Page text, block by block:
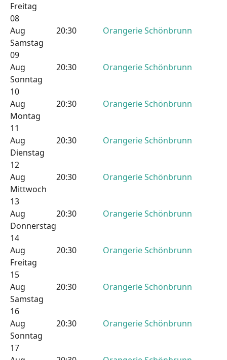
Freitag
08
Aug
Samstag
20:30 Orangerie Schönbrunn
09
Aug
Sonntag
20:30 Orangerie Schönbrunn
10
Aug
Montag
20:30 Orangerie Schönbrunn
11
Aug
Dienstag
20:30 Orangerie Schönbrunn
12
Aug
Mittwoch
20:30 Orangerie Schönbrunn
13
Aug
Donnerstag
20:30 Orangerie Schönbrunn
14
Aug
Freitag
20:30 Orangerie Schönbrunn
15
Aug
Samstag
20:30 Orangerie Schönbrunn
16
Aug
Sonntag
20:30 Orangerie Schönbrunn
17